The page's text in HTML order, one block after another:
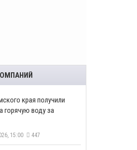
края получили
горячую воду за
15:00 447